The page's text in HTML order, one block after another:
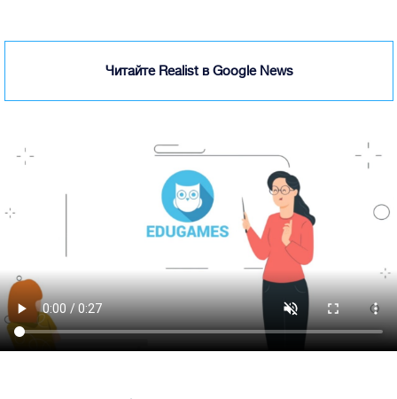
Читайте Realist в Google News